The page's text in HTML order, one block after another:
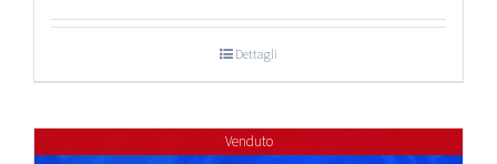
Dettagli
Venduto